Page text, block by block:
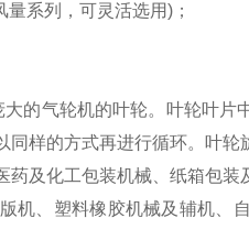
系列，可灵活选用)；
的气轮机的叶轮。叶轮叶
样的方式再进行循环。叶轮
药及化工包装机械、纸箱包
机、塑料橡胶机械及辅机、